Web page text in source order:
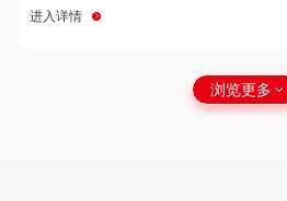
进入详情
浏览更多